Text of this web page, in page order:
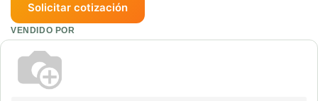
Solicitar cotización
VENDIDO POR